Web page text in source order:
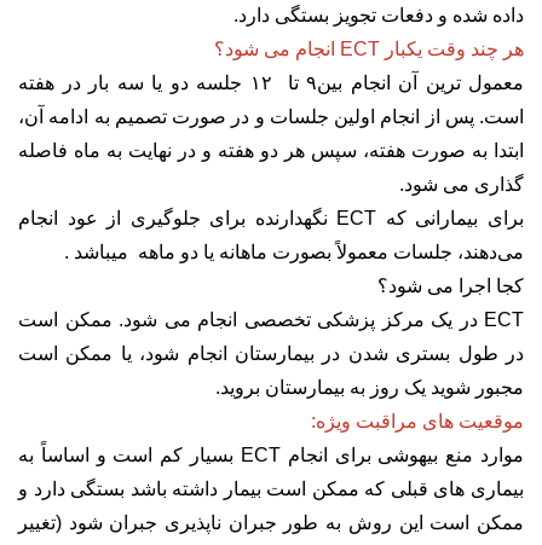
داده شده و دفعات تجویز بستگی دارد.
هر چند وقت یکبار ECT انجام می شود؟
معمول ترین آن انجام بین۹ تا ۱۲ جلسه دو یا سه بار در هفته
است. پس از انجام اولین جلسات و در صورت تصمیم به ادامه آن،
ابتدا به صورت هفته، سپس هر دو هفته و در نهایت به ماه فاصله
گذاری می شود.
برای بیمارانی که ECT نگهدارنده برای جلوگیری از عود انجام
می‌دهند، جلسات معمولاً بصورت ماهانه یا دو ماهه میباشد .
کجا اجرا می شود؟
ECT در یک مرکز پزشکی تخصصی انجام می شود. ممکن است
در طول بستری شدن در بیمارستان انجام شود، یا ممکن است
مجبور شوید یک روز به بیمارستان بروید.
موقعیت های مراقبت ویژه:
موارد منع بیهوشی برای انجام ECT بسیار کم است و اساساً به
بیماری های قبلی که ممکن است بیمار داشته باشد بستگی دارد و
ممکن است این روش به طور جبران ناپذیری جبران شود (تغییر